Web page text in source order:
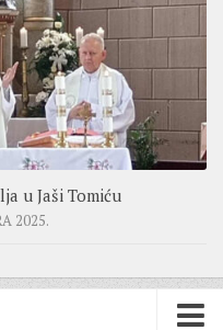
u Jaši Tomiću
2025.